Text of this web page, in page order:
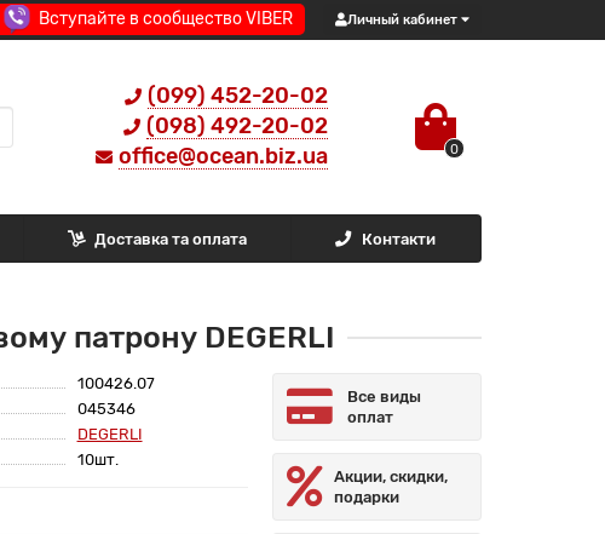
Вступайте в сообщество VIBER Личный кабинет
(099) 452-20-02
(098) 492-20-02
office@ocean.biz.ua
0
Доставка та оплата Контакти
патрону DEGERLI
100426.07
045346
DEGERLI
10шт.
Все виды
оплат
Акции, скидки,
подарки